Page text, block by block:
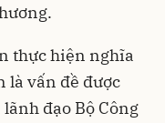
thực hiện nghĩa
là vấn đề được
đạo Bộ Công